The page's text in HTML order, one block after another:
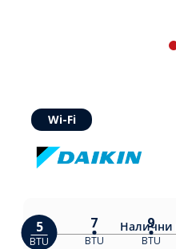
Wi-Fi
Налични
5
BTU
7
BTU
9
BTU